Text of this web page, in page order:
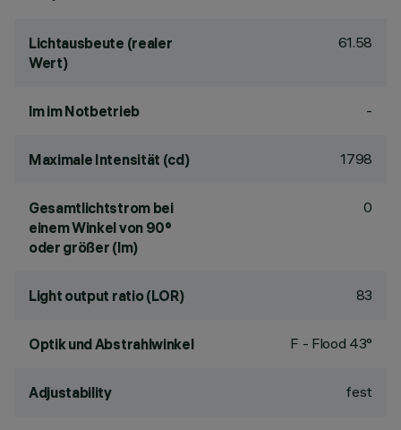
Lichtausbeute (realer
Wert)
61.58
lm im Notbetrieb -
Maximale Intensität (cd) 1798
Gesamtlichtstrom bei
einem Winkel von 90°
oder größer (lm)
0
Light output ratio (LOR) 83
Optik und Abstrahlwinkel F - Flood 43°
Adjustability fest